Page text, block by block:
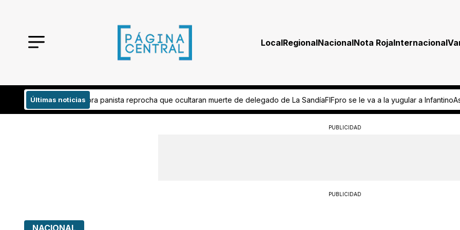
LocalRegionalNacionalNota RojaInternacional
Últimas noticias
reprocha que ocultaran muerte de delegado de La SandíaFIFpro se le va a la yugular a InfantinoAsesinan a un hombre dentro de
PUBLICIDAD
PUBLICIDAD
NACIONAL